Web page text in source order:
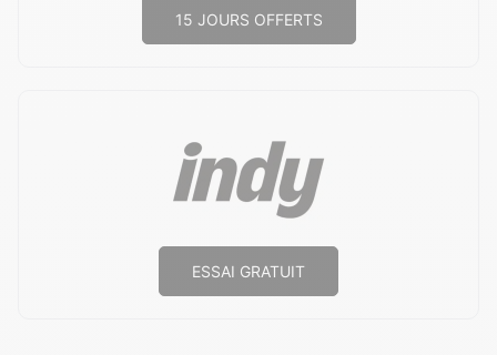
15 JOURS OFFERTS
ESSAI GRATUIT